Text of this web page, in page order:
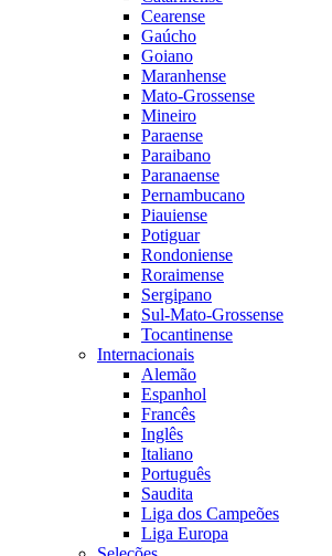
Cearense
Gaúcho
Goiano
Maranhense
Mato-Grossense
Mineiro
Paraense
Paraibano
Paranaense
Pernambucano
Piauiense
Potiguar
Rondoniense
Roraimense
Sergipano
Sul-Mato-Grossense
Tocantinense
Internacionais
Alemão
Espanhol
Francês
Inglês
Italiano
Português
Saudita
Liga dos Campeões
Liga Europa